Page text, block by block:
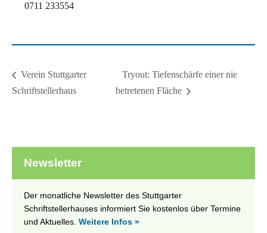
0711 233554
Verein Stuttgarter
Schriftstellerhaus
Tryout: Tiefenschärfe einer nie
betretenen Fläche
Newsletter
Der monatliche Newsletter des Stuttgarter
Schriftstellerhauses informiert Sie kostenlos über Termine
und Aktuelles. Weitere Infos »